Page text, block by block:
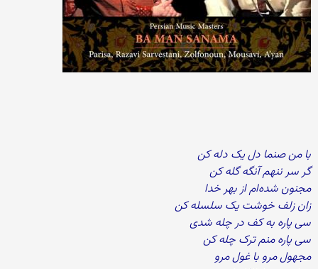
با من صنما دل یک دله کن
گر سر ننهم آنگه گله کن
مجنون شده‌ام از بهر خدا
زان زلف خوشت یک سلسله کن
سی پاره به کف در چله شدی
سی پاره منم ترک چله کن
مجهول مرو با غول مرو